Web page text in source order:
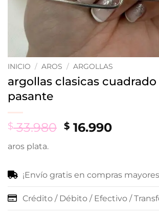
INICIO / AROS / ARGOLLAS
argollas clasicas
pasante
$33.980 Original
$ 16.990Current
aros plata.
¡Envío gratis en compras
Crédito / Débito / Efectivo /